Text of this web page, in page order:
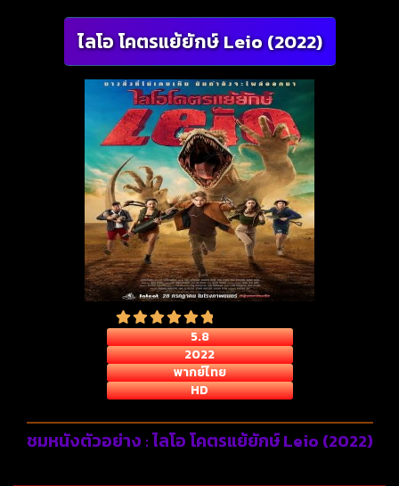
ไลโอ โคตรแย้ยักษ์ Leio (2022)
5.8
2022
พากย์ไทย
HD
ชมหนังตัวอย่าง : ไลโอ โคตรแย้ยักษ์ Leio (2022)